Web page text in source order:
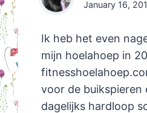
January 16,
Ik heb het even
mijn hoelahoep in
voor de buikspieren
dagelijks hardloop